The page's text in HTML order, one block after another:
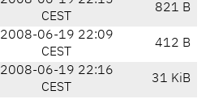
CEST
821 B
2008-06-19 22:09
CEST
412 B
2008-06-19 22:16
CEST
31 KiB